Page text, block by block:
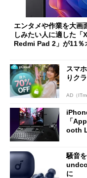
エンタメや作業を大画
しみたい人に適した「
Redmi Pad 2」が11％
スマ
りク
AD（
「
ooth
騒音
に